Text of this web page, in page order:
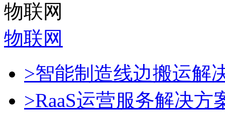
物联网
物联网
>智能制造线边搬运解
>RaaS运营服务解决方